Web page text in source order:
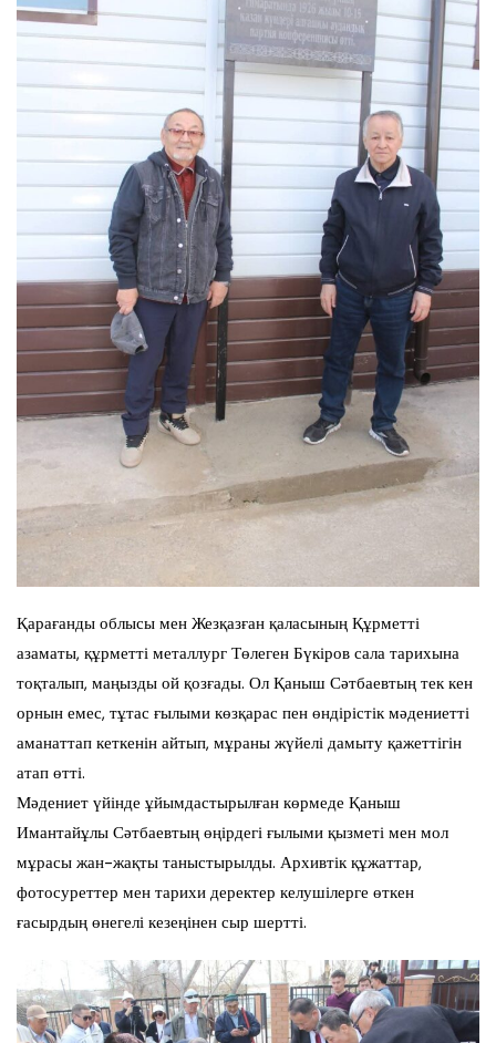
Қарағанды облысы мен Жезқазған қаласының Құрметті
азаматы, құрметті металлург Төлеген Бүкіров сала тарихына
тоқталып, маңызды ой қозғады. Ол Қаныш Сәтбаевтың тек кен
орнын емес, тұтас ғылыми көзқарас пен өндірістік мәдениетті
аманаттап кеткенін айтып, мұраны жүйелі дамыту қажеттігін
атап өтті.
Мәдениет үйінде ұйымдастырылған көрмеде Қаныш
Имантайұлы Сәтбаевтың өңірдегі ғылыми қызметі мен мол
мұрасы жан-жақты таныстырылды. Архивтік құжаттар,
фотосуреттер мен тарихи деректер келушілерге өткен
ғасырдың өнегелі кезеңінен сыр шертті.